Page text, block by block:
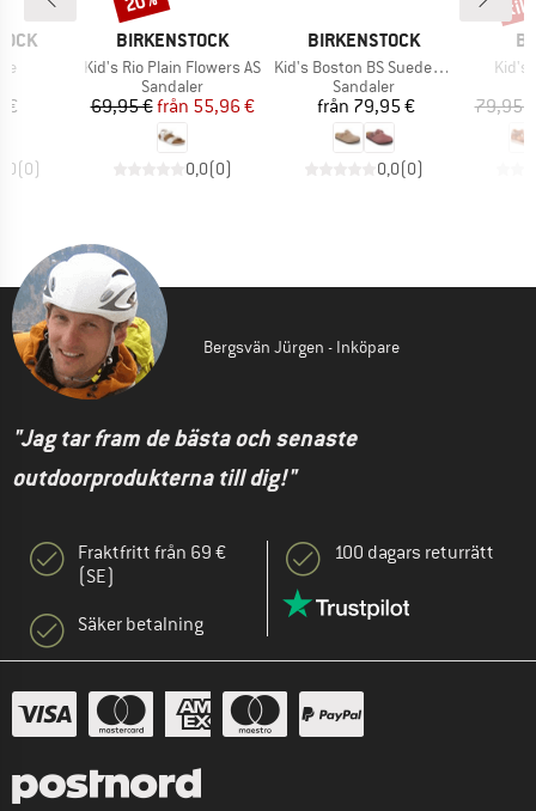
€
(0)
VARUMÄRKE
BIRKENSTOCK
Produkter
Kid's Rio Plain Flowers AS
Produktgrupp
Sandaler
Pris
69,95 € Reducerat pris
från 55,96 €
0,0(0)
VARUMÄRKE
BIRKENSTOCK
Produkter
Kid's Boston BS Suede Leather
Produktgrupp
Sandaler
Pris
från 79,95 €
0,0(0)
Kid's
79,95 €
Bergsvän Jürgen - Inköpare
"Jag tar fram de bästa och senaste
outdoorprodukterna till dig!"
Fraktfritt från 69 €
(SE)
Säker betalning
100 dagars returrätt